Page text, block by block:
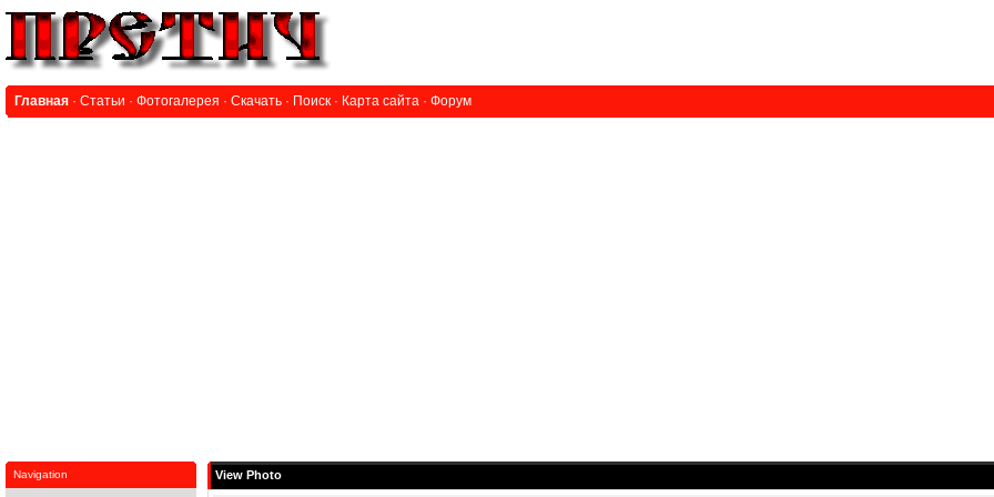
Главная · Статьи · Фотогалерея · Скачать · Поиск · Карта сайта · Форум
Navigation View Photo